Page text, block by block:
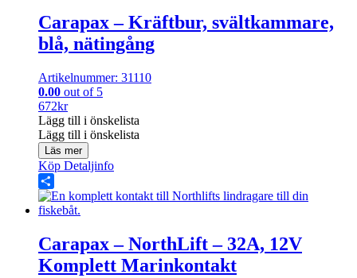
Carapax – Kräftbur, svältkammare,
blå, nätingång
Artikelnummer: 31110
0.00 out of 5
672kr
Lägg till i önskelista
Lägg till i önskelista
Läs mer
Köp Detaljinfo
Share
Carapax – NorthLift – 32A, 12V
Komplett Marinkontakt